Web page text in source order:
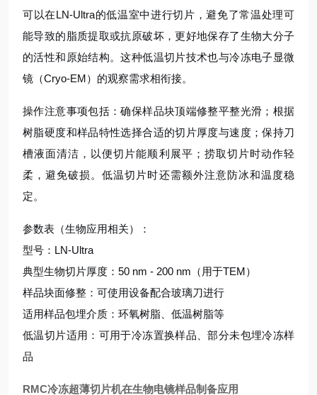
可以在LN-Ultra的低温室中进行切片，避免了常温处理可
能导致的脂质提取或抗原破坏，更好地保存了生物大分子
的活性和原始结构。这种低温切片技术也与冷冻电子显微
镜（Cryo-EM）的观察需求相衔接。
操作注意事项包括：确保样品块顶端修整平整光滑；根据
树脂硬度和样品特性选择合适的切片厚度与速度；保持刀
槽液面清洁，以便切片能顺利展平；捞取切片时动作轻
柔，避免破损。低温切片时还需额外注意防冰和温度稳
定。
参数表（生物应用相关）：
型号：LN-Ultra
典型生物切片厚度：50 nm - 200 nm（用于TEM）
样品块面修整：可使用设备配合玻璃刀进行
适用样品包埋介质：环氧树脂、低温树脂等
低温切片适用：可用于冷冻置换样品、部分未包埋冷冻样
品
RMC冷冻超薄切片机在生物电镜样品制备应用